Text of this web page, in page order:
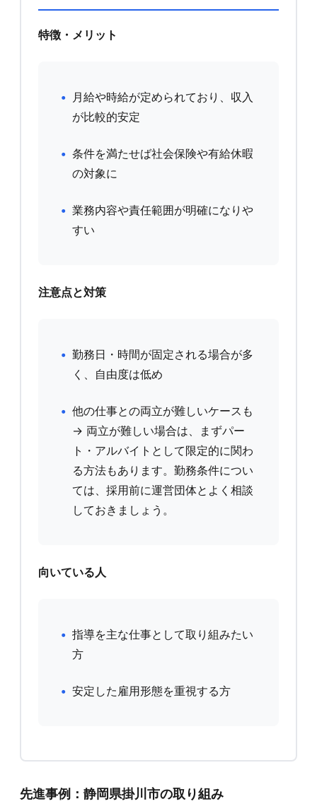
特徴・メリット
月給や時給が定められており、収入
が比較的安定
条件を満たせば社会保険や有給休暇
の対象に
業務内容や責任範囲が明確になりや
すい
注意点と対策
勤務日・時間が固定される場合が多
く、自由度は低め
他の仕事との両立が難しいケースも
→ 両立が難しい場合は、まずパー
ト・アルバイトとして限定的に関わ
る方法もあります。勤務条件につい
ては、採用前に運営団体とよく相談
しておきましょう。
向いている人
指導を主な仕事として取り組みたい
方
安定した雇用形態を重視する方
先進事例：静岡県掛川市の取り組み